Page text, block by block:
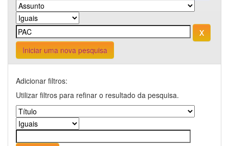
Iniciar uma nova pesquisa
Adicionar filtros:
Utilizar filtros para refinar o resultado da pesquisa.